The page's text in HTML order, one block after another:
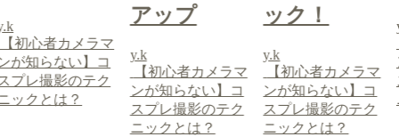
マ
コ
ク
y.k
【初心者カメラマ
ンが知らない】コ
スプレ撮影のテク
ック！
【初心者カメラマ
ンが知らない】コ
スプレ撮影のテク
ニックとは？
y.k
ンが知らな
スプレ撮影の
ニックとは？